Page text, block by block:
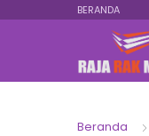
BERANDA
Beranda